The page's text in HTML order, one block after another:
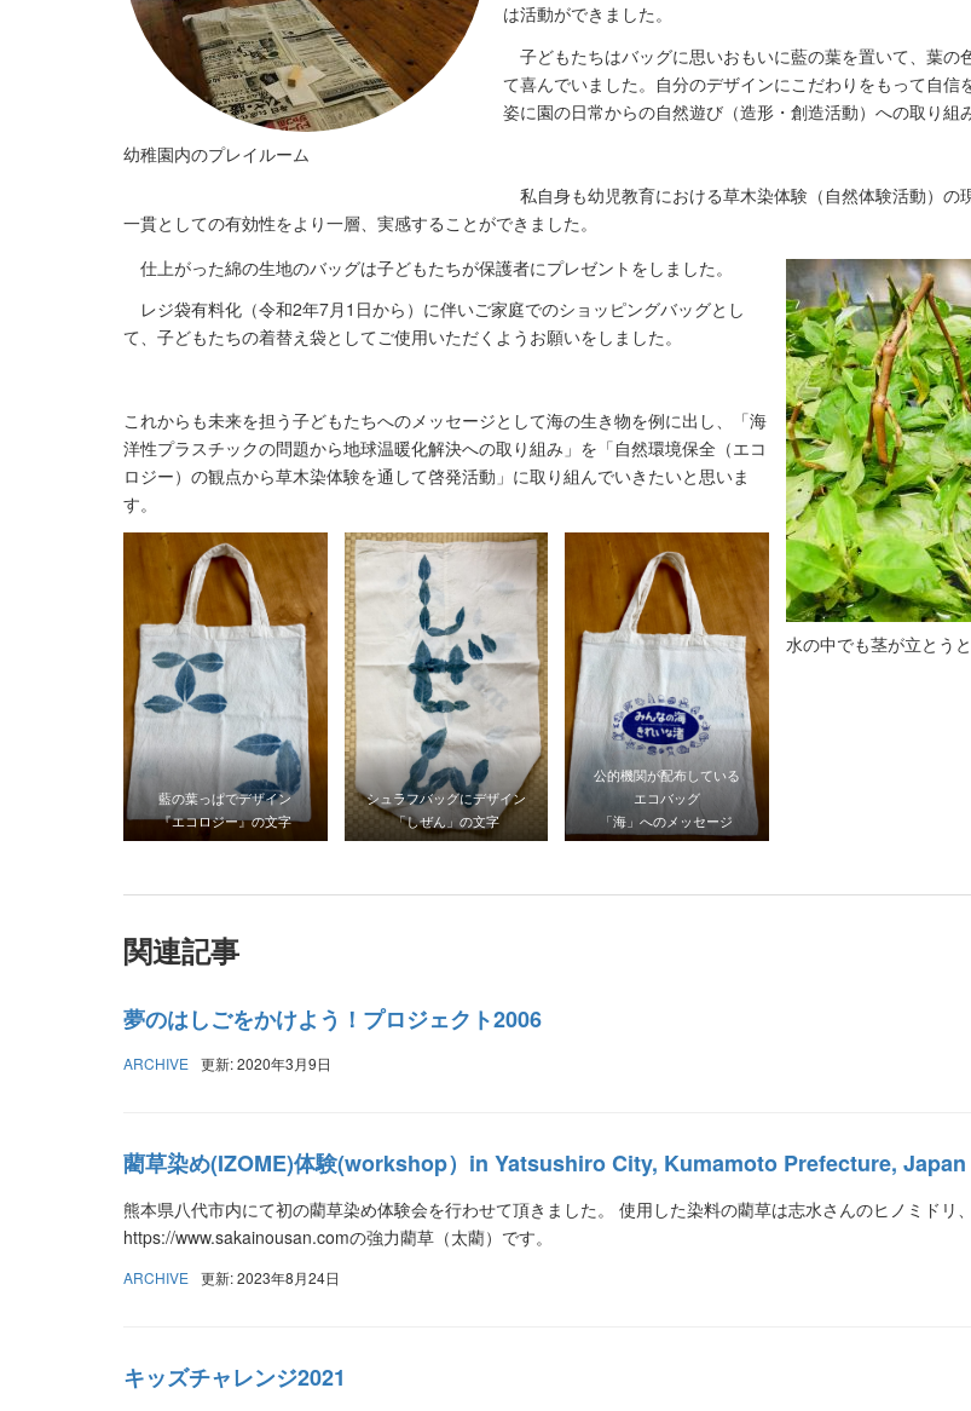
幼稚園内のプレイルーム
は活動ができました。
子どもたちはバッグに思いおもいに藍の葉を置いて、葉の
て喜んでいました。自分のデザインにこだわりをもって自信
姿に園の日常からの自然遊び（造形・創造活動）への取り組
私自身も幼児教育における草木染体験（自然体験活動）の
一貫としての有効性をより一層、実感することができました。
水の中でも茎が立とう
仕上がった綿の生地のバッグは子どもたちが保護者にプレゼントをしました。
レジ袋有料化（令和2年7月1日から）に伴いご家庭でのショッピングバッグとし
て、子どもたちの着替え袋としてご使用いただくようお願いをしました。
これからも未来を担う子どもたちへのメッセージとして海の生き物を例に出し、「海
洋性プラスチックの問題から地球温暖化解決への取り組み」を「自然環境保全（エコ
ロジー）の観点から草木染体験を通して啓発活動」に取り組んでいきたいと思いま
す。
藍の葉っぱでデザイン
『エコロジー』の文字
シュラフバッグにデザイン
「しぜん」の文字
公的機関が配布している
エコバッグ
「海」へのメッセージ
関連記事
夢のはしごをかけよう！プロジェクト2006
ARCHIVE 更新: 2020年3月9日
藺草染め(IZOME)体験(workshop）in Yatsushiro City, Kumamoto Prefecture, Japan
熊本県八代市内にて初の藺草染め体験会を行わせて頂きました。 使用した染料の藺草は志水さんのヒノミドリ
https://www.sakainousan.comの強力藺草（太藺）です。
ARCHIVE 更新: 2023年8月24日
キッズチャレンジ2021